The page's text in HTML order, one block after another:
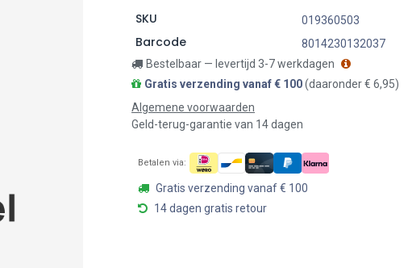
SKU 019360503
Barcode
8014230132037
Bestelbaar — levertijd 3-7 werkdagen
Gratis verzending vanaf € 100(daaronder € 6,95)
Algemene voorwaarden
Geld-terug-garantie van 14 dagen
Betalen via:
Gratis verzending vanaf € 100
14 dagen gratis retour